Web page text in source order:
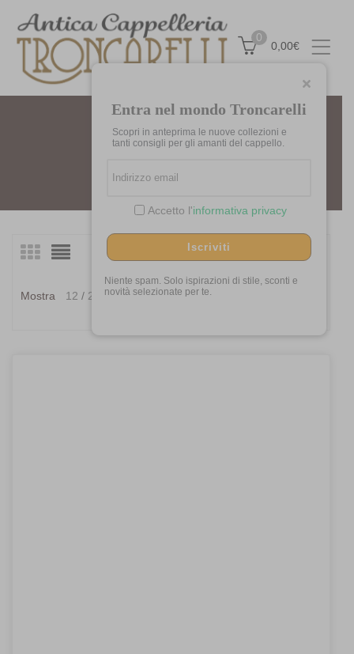
Entra nel mondo Troncarelli
Scopri in anteprima le nuove collezioni e
tanti consigli per gli amanti del cappello.
Accetto l'informativa privacy
Iscriviti
Niente spam. Solo ispirazioni di stile, sconti e
novità selezionate per te.
0
0,00€
TESI
Visualizzazione di 3 risultati
Mostra 12 24 36
Ordina in base al più